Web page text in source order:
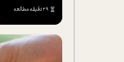
29 دقیقه مطالعه